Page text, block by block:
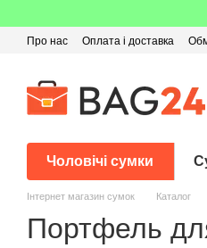
Про нас Оплата і доставка
Чоловічі сумки
Інтернет магазин сумок Каталог
Портфель